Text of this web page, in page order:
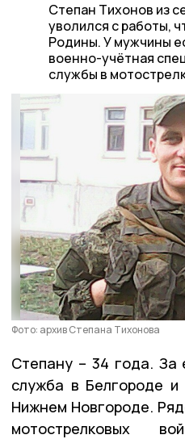
Степан Тихонов из
уволился с работы,
Родины. У мужчины
военно-учётная
службы в
Фото: архив Степана Тихонова
Степану – 34 года. За
служба в Белгороде и
Нижнем Новгороде.
мотострелковых